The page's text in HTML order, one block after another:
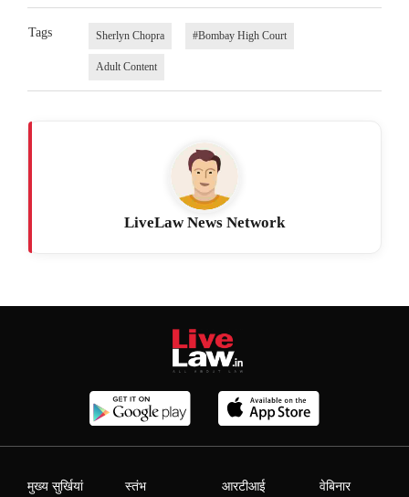
Tags Sherlyn Chopra #Bombay High Court
Adult Content
LiveLaw News Network
मुख्य सुर्खियां स्तंभ आरटीआई वेबिनार